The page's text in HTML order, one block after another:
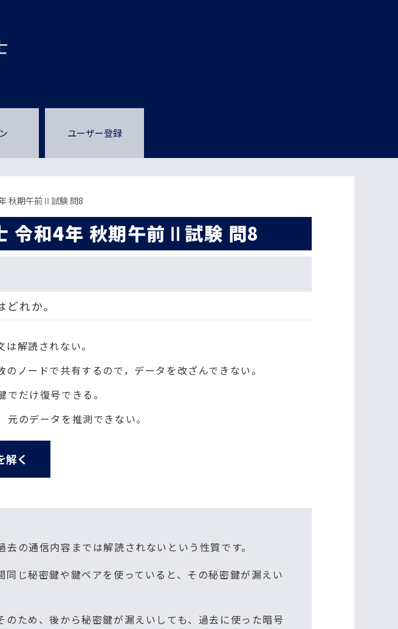
ユーザー登録
秋期午前Ⅱ試験 問8
令和4年 秋期午前Ⅱ試験 問8
れか。
解読されない。
ノードで共有するので，データを改ざんできない。
だけ復号できる。
のデータを推測できない。
解く
の通信内容までは解読されないという性質です。
じ秘密鍵や鍵ペアを使っていると、その秘密鍵が漏えい
ため、後から秘密鍵が漏えいしても、過去に使った暗号